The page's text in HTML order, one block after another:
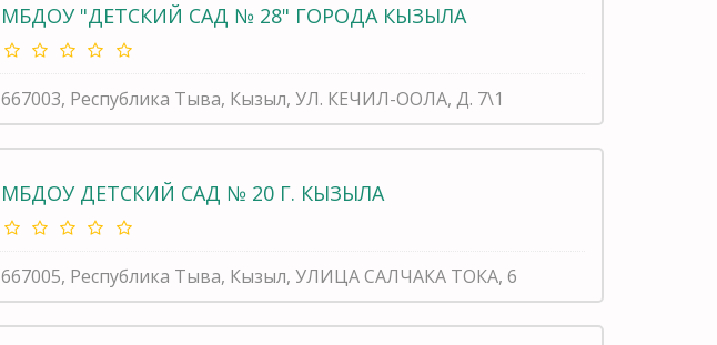
МБДОУ "ДЕТСКИЙ САД № 28" ГОРОДА КЫЗЫЛА
667003, Республика Тыва, Кызыл, УЛ. КЕЧИЛ-ООЛА, Д. 7\1
МБДОУ ДЕТСКИЙ САД № 20 Г. КЫЗЫЛА
667005, Республика Тыва, Кызыл, УЛИЦА САЛЧАКА ТОКА, 6